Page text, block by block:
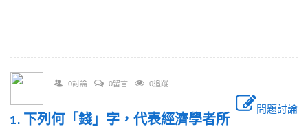
0討論 0留言 0追蹤
問題討論
1. 下列何「錢」字，代表經濟學者所